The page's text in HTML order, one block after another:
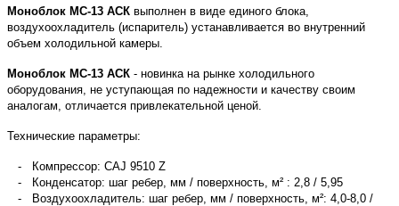
Моноблок МС-13 АСК выполнен в виде единого блока,
воздухоохладитель (испаритель) устанавливается во внутренний
объем холодильной камеры.
Моноблок МС-13 АСК - новинка на рынке холодильного
оборудования, не уступающая по надежности и качеству своим
аналогам, отличается привлекательной ценой.
Технические параметры:
- Компрессор: CAJ 9510 Z
- Конденсатор: шаг ребер, мм / поверхность, м² : 2,8 / 5,95
- Воздухоохладитель: шаг ребер, мм / поверхность, м²: 4,0-8,0 /